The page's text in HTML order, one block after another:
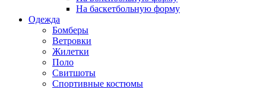
На баскетбольную форму
Одежда
Бомберы
Ветровки
Жилетки
Поло
Свитшоты
Спортивные костюмы